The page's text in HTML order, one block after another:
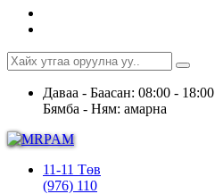
Даваа - Баасан: 08:00 - 18:00
Бямба - Ням: амарна
11-11 Төв
(976) 110